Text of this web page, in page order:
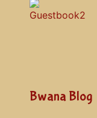
Bwana Blog